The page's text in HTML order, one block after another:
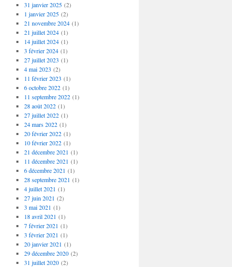
31 janvier 2025(2)
1 janvier 2025(2)
21 novembre 2024(1)
21 juillet 2024(1)
14 juillet 2024(1)
3 février 2024(1)
27 juillet 2023 (1)
4 mai 2023 (2)
11 février 2023 (1)
6 octobre 2022(1)
11 septembre 2022(1)
28 août 2022(1)
27 juillet 2022(1)
24 mars 2022(1)
20 février 2022(1)
10 février 2022(1)
21 décembre 2021 (1)
11 décembre 2021 (1)
6 décembre 2021 (1)
28 septembre 2021 (1)
4 juillet 2021 (1)
27 juin 2021 (2)
3 mai 2021 (1)
18 avril 2021 (1)
7 février 2021 (1)
3 février 2021 (1)
20 janvier 2021 (1)
29 décembre 2020(2)
31 juillet 2020(2)